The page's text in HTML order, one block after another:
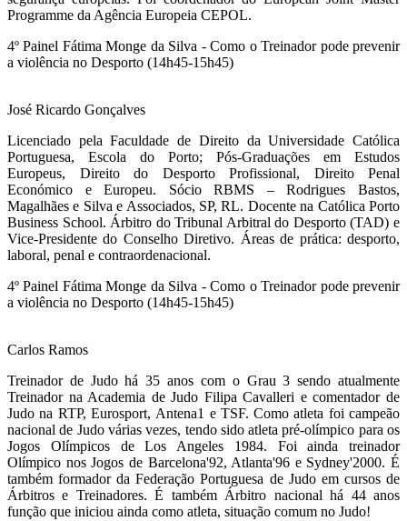
Programme da Agência Europeia CEPOL.
4º Painel Fátima Monge da Silva - Como o Treinador pode prevenir
a violência no Desporto (14h45-15h45)
José Ricardo Gonçalves
Licenciado pela Faculdade de Direito da Universidade Católica
Portuguesa, Escola do Porto; Pós-Graduações em Estudos
Europeus, Direito do Desporto Profissional, Direito Penal
Económico e Europeu. Sócio RBMS – Rodrigues Bastos,
Magalhães e Silva e Associados, SP, RL. Docente na Católica Porto
Business School. Árbitro do Tribunal Arbitral do Desporto (TAD) e
Vice-Presidente do Conselho Diretivo. Áreas de prática: desporto,
laboral, penal e contraordenacional.
4º Painel Fátima Monge da Silva - Como o Treinador pode prevenir
a violência no Desporto (14h45-15h45)
Carlos Ramos
Treinador de Judo há 35 anos com o Grau 3 sendo atualmente
Treinador na Academia de Judo Filipa Cavalleri e comentador de
Judo na RTP, Eurosport, Antena1 e TSF. Como atleta foi campeão
nacional de Judo várias vezes, tendo sido atleta pré-olímpico para os
Jogos Olímpicos de Los Angeles 1984. Foi ainda treinador
Olímpico nos Jogos de Barcelona'92, Atlanta'96 e Sydney'2000. É
também formador da Federação Portuguesa de Judo em cursos de
Árbitros e Treinadores. É também Árbitro nacional há 44 anos
função que iniciou ainda como atleta, situação comum no Judo!